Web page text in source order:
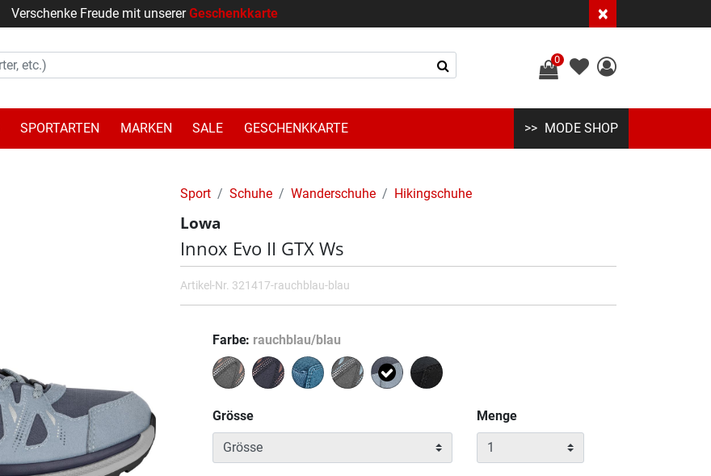
Verschenke Freude mit unsererGeschenkkarte ×
0
SPORTARTEN MARKEN SALE GESCHENKKARTE MODE SHOP
Sport Schuhe Wanderschuhe Hikingschuhe
Lowa
Innox Evo II GTX Ws
Artikel-Nr. 321417-rauchblau-blau
Farbe rauchblau/blau
Grösse
Menge